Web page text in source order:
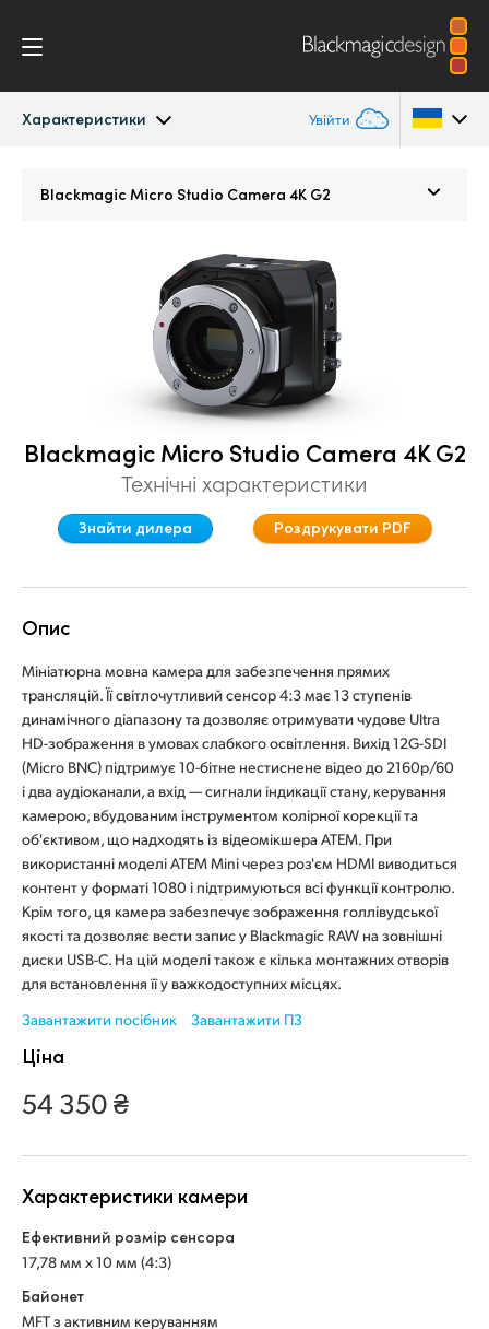
Характеристики Увійти
Denmark
Finland
India
Italy
Japan
Korea
Mexico
Malaysia
Netherlands
New Zealand
Poland
South Africa
Blackmagic Micro Studio Camera 4K G2
Blackmagic Micro Studio Camera 4K G2
Технічні характеристики
Знайти дилера Роздрукувати PDF
Опис
Мініатюрна мовна камера для забезпечення прямих
трансляцій. Її світлочутливий сенсор 4:3 має 13 ступенів
динамічного діапазону та дозволяє отримувати чудове Ultra
HD-зображення в умовах слабкого освітлення. Вихід 12G-SDI
(Micro BNC) підтримує 10-бітне нестиснене відео до 2160p/60
і два аудіоканали, а вхід — сигнали індикації стану, керування
камерою, вбудованим інструментом колірної корекції та
об'єктивом, що надходять із відеомікшера ATEM. При
використанні моделі ATEM Mini через роз'єм HDMI виводиться
контент у форматі 1080 і підтримуються всі функції контролю.
Крім того, ця камера забезпечує зображення голлівудської
якості та дозволяє вести запис у Blackmagic RAW на зовнішні
диски USB-C. На цій моделі також є кілька монтажних отворів
для встановлення її у важкодоступних місцях.
Завантажити посібник
Завантажити ПЗ
Ціна
54 350 ₴
Характеристики камери
Ефективний розмір сенсора
17,78 мм x 10 мм (4:3)
Байонет
MFT з активним керуванням